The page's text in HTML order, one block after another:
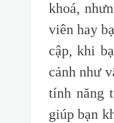
khoá,
viên hay
cập, khi
cảnh như
tính năng
giúp bạn